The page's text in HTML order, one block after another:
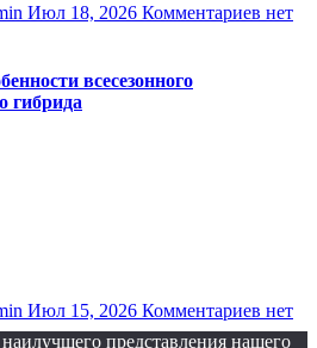
Июл 18, 2026 Комментариев нет
всесезонного
гибрида
Июл 15, 2026 Комментариев нет
представления нашего